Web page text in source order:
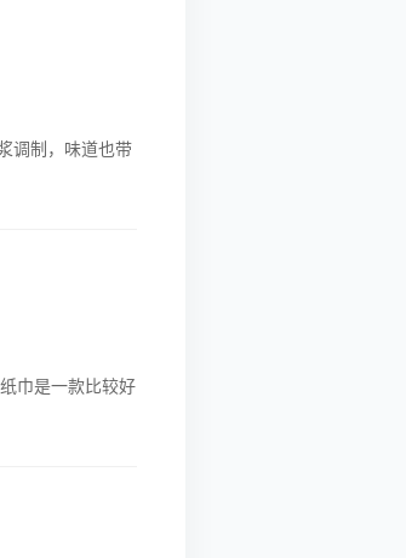
调制，味道也带
巾是一款比较好